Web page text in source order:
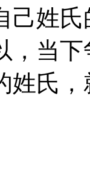
己姓
，当
姓氏